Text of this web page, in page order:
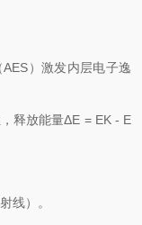
）激发内层电子逸
释放能量ΔE = EK - E
线）。